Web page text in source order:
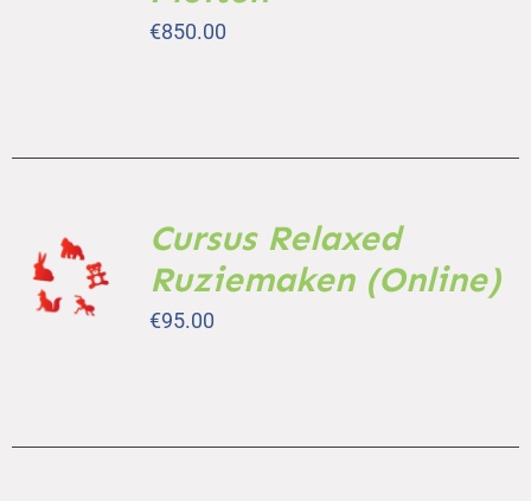
€850.00
AAN
WINKELWAGEN
Cursus Relaxed
Ruziemaken (Online)
€95.00